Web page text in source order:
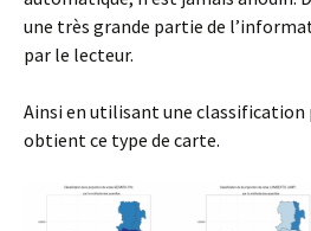
une très grande partie de
par le lecteur.
Ainsi en utilisant une classification
obtient ce type de carte.